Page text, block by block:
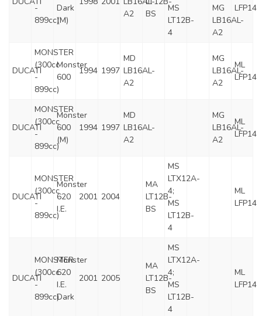
-
899cc)
Dark
(M)
A2
BS
MS
LT12B-
4
MG
LB16AL-
A2
LFP14
DUCATI
MONSTER
(300cc
-
899cc)
Monster
600
1994 1997
MD
LB16AL-
A2
MG
LB16AL-
A2
ML
LFP14
DUCATI
MONSTER
(300cc
-
899cc)
Monster
600
(M)
1994 1997
MD
LB16AL-
A2
MG
LB16AL-
A2
ML
LFP14
DUCATI
MONSTER
(300cc
-
899cc)
Monster
620
I.E.
2001 2004
MA
LT12B-
BS
MS
LTX12A-
4;
MS
LT12B-
4
ML
LFP14
DUCATI
MONSTER
(300cc
-
899cc)
Monster
620
I.E.
Dark
2001 2005
MA
LT12B-
BS
MS
LTX12A-
4;
MS
LT12B-
4
ML
LFP14